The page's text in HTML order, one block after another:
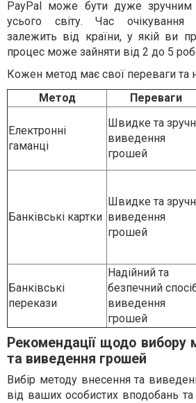
PayPal може бути дуже зручним
усього світу. Час очікування
залежить від країни, у якій ви
процес може зайняти від 2 до 5
Кожен метод має свої переваги та
Метод
Переваги
Електронні
гаманці
Швидке та
виведення
грошей
Банківські картки
Швидке та
виведення
грошей
Банківські
перекази
Надійний та
безпечний
виведення
грошей
Рекомендації щодо вибору
та виведення грошей
Вибір методу внесення та
від ваших особистих вподобань